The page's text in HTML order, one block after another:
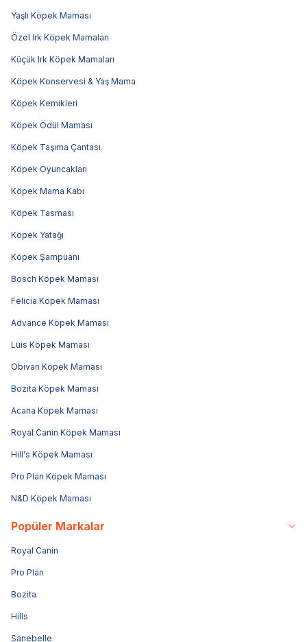
Yaşlı Köpek Maması
Özel Irk Köpek Mamaları
Küçük Irk Köpek Mamaları
Köpek Konservesi & Yaş Mama
Köpek Kemikleri
Köpek Ödül Maması
Köpek Taşıma Çantası
Köpek Oyuncakları
Köpek Mama Kabı
Köpek Tasması
Köpek Yatağı
Köpek Şampuanı
Bosch Köpek Maması
Felicia Köpek Maması
Advance Köpek Maması
Luis Köpek Maması
Obivan Köpek Maması
Bozita Köpek Maması
Acana Köpek Maması
Royal Canin Köpek Maması
Hill's Köpek Maması
Pro Plan Köpek Maması
N&D Köpek Maması
Popüler Markalar
Royal Canin
Pro Plan
Bozita
Hills
Sanebelle